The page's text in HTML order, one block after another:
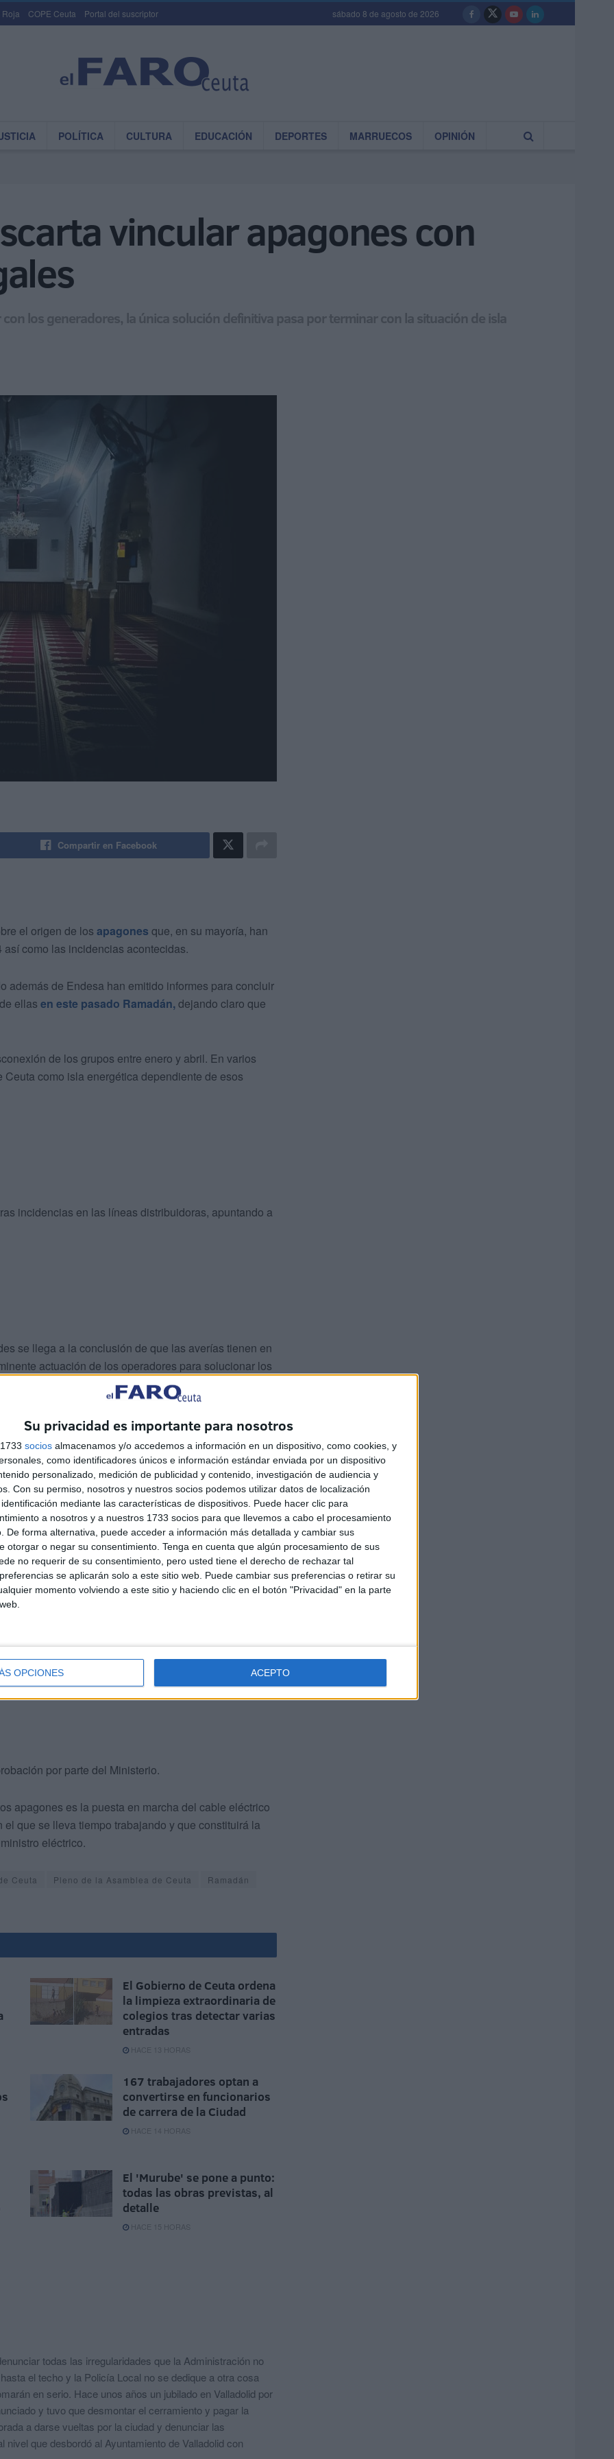
Su privacidad es importante para nosotros
socios almacenamos y/o accedemos a información en un dispositivo, como cookies, y
como identificadores únicos e información estándar enviada por un dispositivo
personalizado, medición de publicidad y contenido, investigación de audiencia y
Con su permiso, nosotros y nuestros socios podemos utilizar datos de localización
mediante las características de dispositivos. Puede hacer clic para
a nosotros y a nuestros 1733 socios para que llevemos a cabo el procesamiento
De forma alternativa, puede acceder a información más detallada y cambiar sus
otorgar o negar su consentimiento. Tenga en cuenta que algún procesamiento de sus
no requerir de su consentimiento, pero usted tiene el derecho de rechazar tal
se aplicarán solo a este sitio web. Puede cambiar sus preferencias o retirar su
momento volviendo a este sitio y haciendo clic en el botón "Privacidad" en la parte
OPCIONES ACEPTO
Roja COPE Ceuta Portal del suscriptor sábado 8 de agosto de 2026
POLÍTICA CULTURA EDUCACIÓN DEPORTES MARRUECOS OPINIÓN
vincular apagones con
los generadores, la única solución definitiva pasa por terminar con la situación de isla
Compartir en Facebook
el origen de los apagones que, en su mayoría, han
como las incidencias acontecidas.
además de Endesa han emitido informes para concluir
ellas en este pasado Ramadán,dejando claro que
de los grupos entre enero y abril. En varios
como isla energética dependiente de esos
incidencias en las líneas distribuidoras, apuntando a
se llega a la conclusión de que las averías tienen en
actuación de los operadores para solucionar los
Fomento, Alejandro Ramírez, en la sesión de control
es decir hacer una modificación en el plan de
siempre a las mismas zonas.
no tienen que ver con enganches ilegales, sino
o simultaneidad de demanda de energía lo que
por parte del Ministerio.
apagones es la puesta en marcha del cable eléctrico
que se lleva tiempo trabajando y que constituirá la
eléctrico.
Ceuta Pleno de la Asamblea de Ceuta
Ramadán
El Gobierno de Ceuta ordena
la limpieza extraordinaria de
colegios tras detectar varias
entradas
HACE 13 HORAS
167 trabajadores optan a
convertirse en funcionarios
de carrera de la Ciudad
HACE 14 HORAS
El 'Murube' se pone a punto:
todas las obras previstas, al
detalle
HACE 15 HORAS
todas las irregularidades que la Administración no
el techo y la Policía Local no se dedique a otra cosa
en serio. Hace unos años un jubilado en Valladolid por
y tuvo que desmontar el cerramiento y pagar la
a darse vueltas por la ciudad y denunciar las
que desbordó al Ayuntamiento de Valladolid con